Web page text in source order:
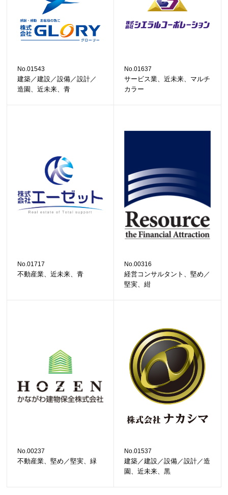
No.01543
建築／建設／設備／設計／
造園、近未来、青
No.01637
サービス業、近未来、マルチ
カラー
No.01717
不動産業、近未来、青
No.00316
経営コンサルタント、堅め／
堅実、紺
No.00237
不動産業、堅め／堅実、緑
No.01537
建築／建設／設備／設計／造
園、近未来、黒